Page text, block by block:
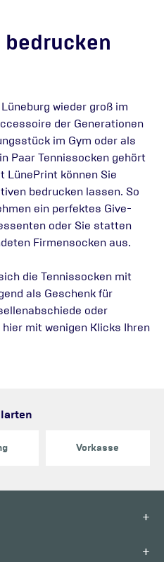
wieder groß im
der Generationen
im Gym oder als
Paar Tennissocken gehört
LünePrint können Sie
bedrucken lassen. So
ein perfektes Give-
oder Sie statten
Firmensocken aus.
die Tennissocken mit
als Geschenk für
oder
mit wenigen Klicks Ihren
Vorkasse
+
+